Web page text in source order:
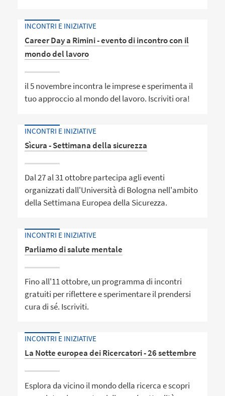
INCONTRI E INIZIATIVE
Career Day a Rimini - evento di incontro con il
mondo del lavoro
il 5 novembre incontra le imprese e sperimenta il
tuo approccio al mondo del lavoro. Iscriviti ora!
INCONTRI E INIZIATIVE
Sìcura - Settimana della sicurezza
Dal 27 al 31 ottobre partecipa agli eventi
organizzati dall'Università di Bologna nell'ambito
della Settimana Europea della Sicurezza.
INCONTRI E INIZIATIVE
Parliamo di salute mentale
Fino all'11 ottobre, un programma di incontri
gratuiti per riflettere e sperimentare il prendersi
cura di sé. Iscriviti.
INCONTRI E INIZIATIVE
La Notte europea dei Ricercatori - 26 settembre
Esplora da vicino il mondo della ricerca e scopri